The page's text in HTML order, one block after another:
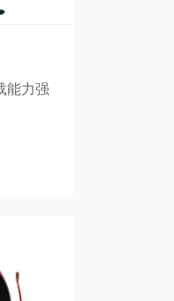
能力强